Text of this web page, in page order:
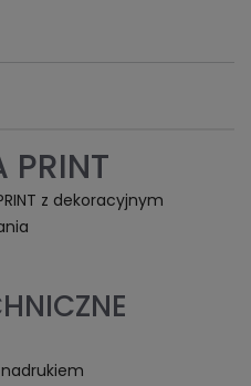
PRINT
z dekoracyjnym